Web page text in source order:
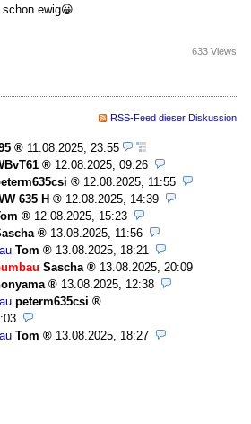
ewig😀
633 Views
RSS-Feed dieser Diskussion
11.08.2025, 23:55
12.08.2025, 09:26
12.08.2025, 11:55
635 H
12.08.2025, 14:39
12.08.2025, 15:23
13.08.2025, 11:56
Tom
13.08.2025, 18:21
Sascha
13.08.2025, 20:09
13.08.2025, 12:38
peterm635csi
Tom 13.08.2025, 18:27